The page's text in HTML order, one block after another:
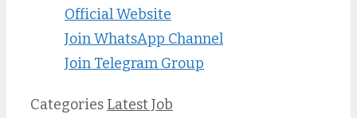
Official Website
Join WhatsApp Channel
Join Telegram Group
Categories Latest Job